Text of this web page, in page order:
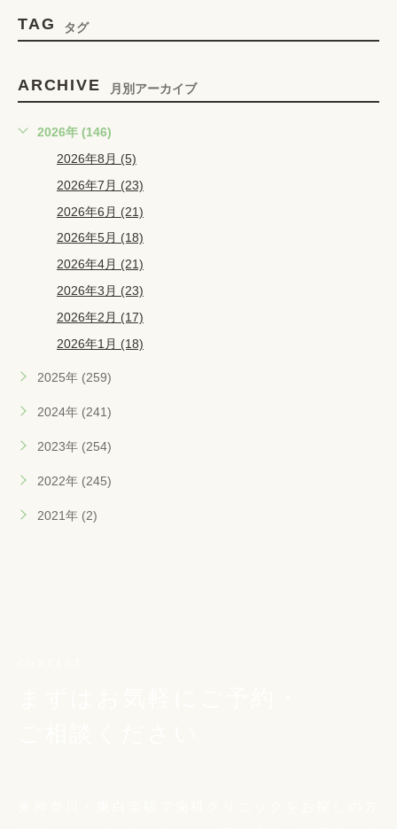
TAG タグ
ARCHIVE 月別アーカイブ
2026年 (146)
2026年8月 (5)
2026年7月 (23)
2026年6月 (21)
2026年5月 (18)
2026年4月 (21)
2026年3月 (23)
2026年2月 (17)
2026年1月 (18)
2025年 (259)
2024年 (241)
2023年 (254)
2022年 (245)
2021年 (2)